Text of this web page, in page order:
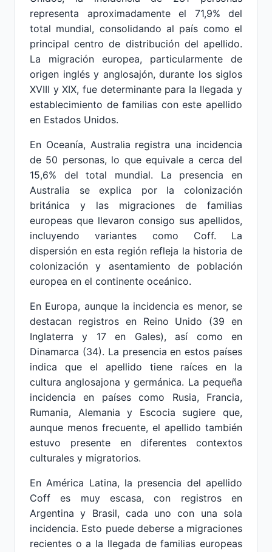
representa aproximadamente el 71,9% del
total mundial, consolidando al país como el
principal centro de distribución del apellido.
La migración europea, particularmente de
origen inglés y anglosajón, durante los siglos
XVIII y XIX, fue determinante para la llegada y
establecimiento de familias con este apellido
en Estados Unidos.
En Oceanía, Australia registra una incidencia
de 50 personas, lo que equivale a cerca del
15,6% del total mundial. La presencia en
Australia se explica por la colonización
británica y las migraciones de familias
europeas que llevaron consigo sus apellidos,
incluyendo variantes como Coff. La
dispersión en esta región refleja la historia de
colonización y asentamiento de población
europea en el continente oceánico.
En Europa, aunque la incidencia es menor, se
destacan registros en Reino Unido (39 en
Inglaterra y 17 en Gales), así como en
Dinamarca (34). La presencia en estos países
indica que el apellido tiene raíces en la
cultura anglosajona y germánica. La pequeña
incidencia en países como Rusia, Francia,
Rumania, Alemania y Escocia sugiere que,
aunque menos frecuente, el apellido también
estuvo presente en diferentes contextos
culturales y migratorios.
En América Latina, la presencia del apellido
Coff es muy escasa, con registros en
Argentina y Brasil, cada uno con una sola
incidencia. Esto puede deberse a migraciones
recientes o a la llegada de familias europeas